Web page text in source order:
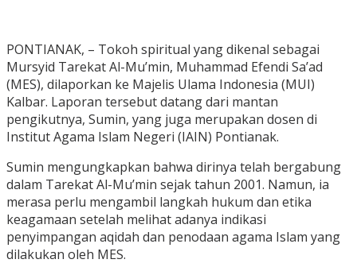
PONTIANAK, – Tokoh spiritual yang dikenal sebagai
Mursyid Tarekat Al-Mu’min, Muhammad Efendi Sa’ad
(MES), dilaporkan ke Majelis Ulama Indonesia (MUI)
Kalbar. Laporan tersebut datang dari mantan
pengikutnya, Sumin, yang juga merupakan dosen di
Institut Agama Islam Negeri (IAIN) Pontianak.
Sumin mengungkapkan bahwa dirinya telah bergabung
dalam Tarekat Al-Mu’min sejak tahun 2001. Namun, ia
merasa perlu mengambil langkah hukum dan etika
keagamaan setelah melihat adanya indikasi
penyimpangan aqidah dan penodaan agama Islam yang
dilakukan oleh MES.